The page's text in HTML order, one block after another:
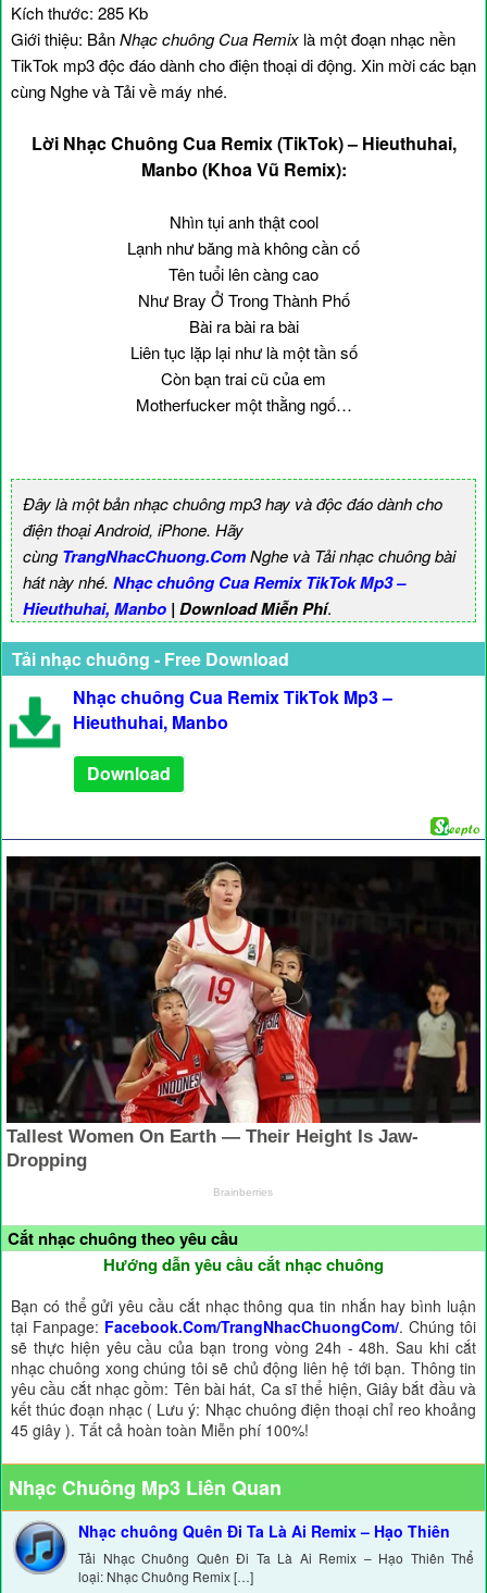
Kích thước: 285 Kb
Giới thiệu: BảnNhạc chuông Cua Remix là một đoạn nhạc nền
TikTok mp3 độc đáo dành cho điện thoại di động. Xin mời các bạn
cùng Nghe và Tải về máy nhé.
Lời Nhạc Chuông Cua Remix (TikTok) – Hieuthuhai,
Manbo (Khoa Vũ Remix):
Nhìn tụi anh thật cool
Lạnh như băng mà không cần cố
Tên tuổi lên càng cao
Như Bray Ở Trong Thành Phố
Bài ra bài ra bài
Liên tục lặp lại như là một tần số
Còn bạn trai cũ của em
Motherfucker một thằng ngố…
Đây là một bản nhạc chuông mp3 hay và độc đáo dành cho
điện thoại Android, iPhone. Hãy
cùngTrangNhacChuong.ComNghe và Tải nhạc chuông bài
hát này nhé. Nhạc chuông Cua Remix TikTok Mp3 –
Hieuthuhai, Manbo | Download Miễn Phí.
Tải nhạc chuông - Free Download
Nhạc chuông Cua Remix TikTok Mp3 –
Hieuthuhai, Manbo
Download
Cắt nhạc chuông theo yêu cầu
Hướng dẫn yêu cầu cắt nhạc chuông
Bạn có thể gửi yêu cầu cắt nhạc thông qua tin nhắn hay bình luận
tại Fanpage: Facebook.Com/TrangNhacChuongCom/. Chúng tôi
sẽ thực hiện yêu cầu của bạn trong vòng 24h - 48h. Sau khi cắt
nhạc chuông xong chúng tôi sẽ chủ động liên hệ tới bạn. Thông tin
yêu cầu cắt nhạc gồm: Tên bài hát, Ca sĩ thể hiện, Giây bắt đầu và
kết thúc đoạn nhạc ( Lưu ý: Nhạc chuông điện thoại chỉ reo khoảng
45 giây ). Tất cả hoàn toàn Miễn phí 100%!
Nhạc Chuông Mp3 Liên Quan
Nhạc chuông Quên Đi Ta Là Ai Remix – Hạo Thiên
Tải Nhạc Chuông Quên Đi Ta Là Ai Remix – Hạo Thiên Thể
loại: Nhạc Chuông Remix […]